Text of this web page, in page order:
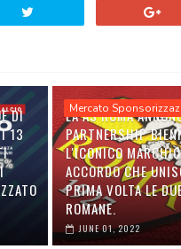
DI
13
Mercato
LA AS ROMA
PARTNERSHIP
L'ICONICO
ACCORDO CHE
PRIMA VOLTA LE
ROMANE.
JUNE 01, 2022